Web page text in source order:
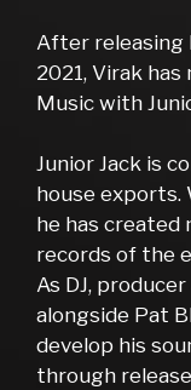
After releasing
2021, Virak
Music with
Junior Jack is
house exports.
he has created
records of the
As DJ,
alongside Pat
develop his
through